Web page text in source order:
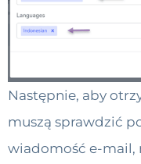
Następnie, aby
muszą sprawdzić
wiadomość e-mail,